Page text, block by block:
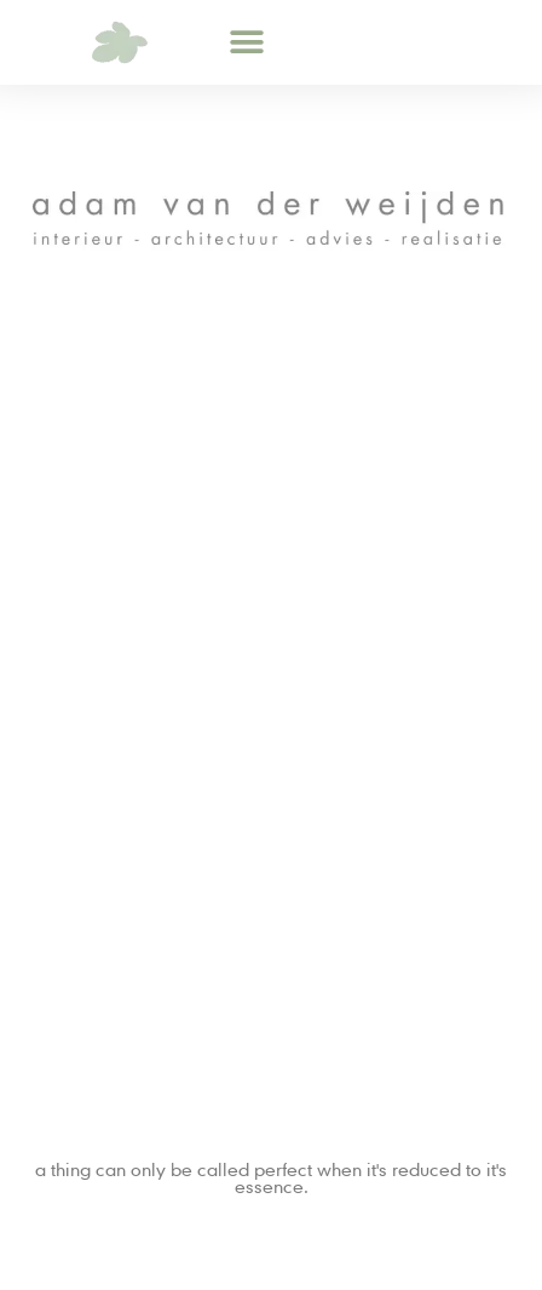
a thing can only be called perfect when it's reduced to it's
essence.